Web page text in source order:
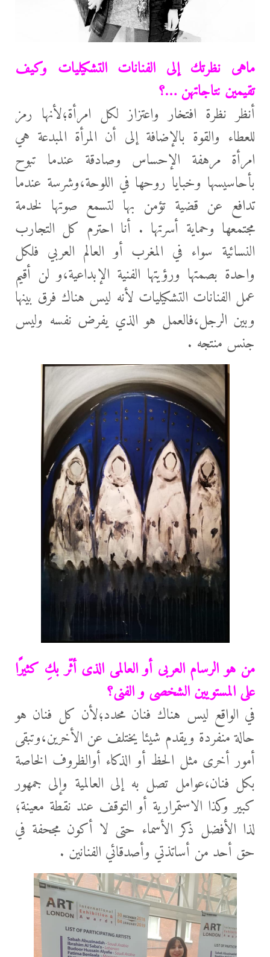
ماهى نظرتك إلى الفنانات التشكيليات وكيف
تقيمين نتاجاتهن …؟
أنظر نظرة افتخار واعتزاز لكل امرأة؛لأنها رمز
للعطاء والقوة بالإضافة إلى أن المرأة المبدعة هي
امرأة مرهفة الإحساس وصادقة عندما تبوح
بأحاسيسها وخبايا روحها في اللوحة،وشرسة عندما
تدافع عن قضية تؤمن بها لتسمع صوتها لخدمة
مجتمعها وحماية أسرتها . أنا احترم كل التجارب
النسائية سواء في المغرب أو العالم العربي فلكل
واحدة بصمتها ورؤيتها الفنية الإبداعية،و لن أقيم
عمل الفنانات التشكيليات لأنه ليس هناك فرق بينها
وبين الرجل،فالعمل هو الذي يفرض نفسه وليس
جنس منتجه .
من هو الرسام العربى أو العالمى الذى أثّر بكِ كثيرًا
على المستويين الشخصى و الفنى؟
في الواقع ليس هناك فنان محدد؛لأن كل فنان هو
حالة منفردة ويقدم شيئا يختلف عن الأخرين،وتبقى
أمور أخرى مثل الحظ أو الذكاء أوالظروف الخاصة
بكل فنان،عوامل تصل به إلى العالمية وإلى جمهور
كبير وكذا الاستمرارية أو التوقف عند نقطة معينة؛
لذا الأفضل ذكر الأسماء حتى لا أكون مجحفة في
حق أحد من أساتذتي وأصدقائي الفنانين .